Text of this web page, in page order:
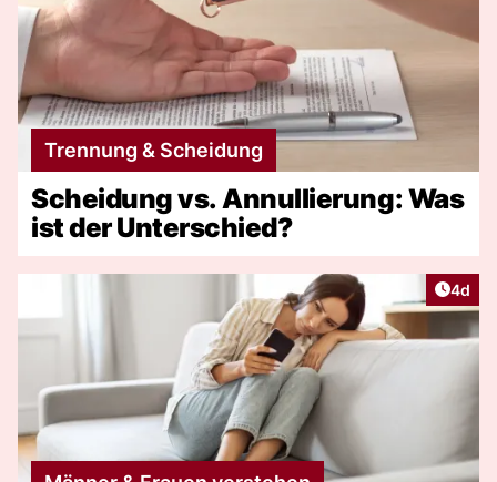
Trennung & Scheidung
Scheidung vs. Annullierung: Was
ist der Unterschied?
4d